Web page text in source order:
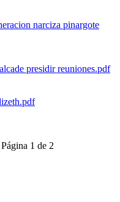
narciza pinargote
presidir reuniones.pdf
Página 1 de 2